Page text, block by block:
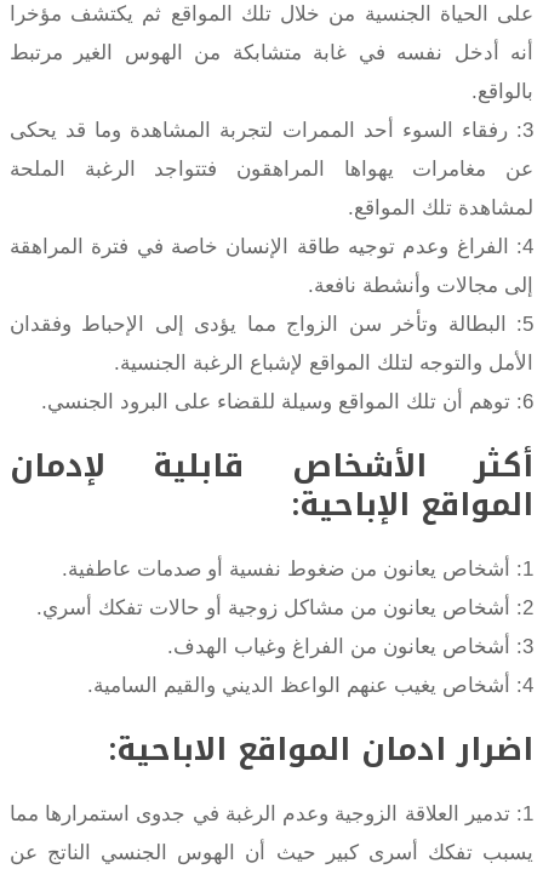
على الحياة الجنسية من خلال تلك المواقع ثم يكتشف مؤخرا
أنه أدخل نفسه في غابة متشابكة من الهوس الغير مرتبط
بالواقع.
3: رفقاء السوء أحد الممرات لتجربة المشاهدة وما قد يحكى
عن مغامرات يهواها المراهقون فتتواجد الرغبة الملحة
لمشاهدة تلك المواقع.
4: الفراغ وعدم توجيه طاقة الإنسان خاصة في فترة المراهقة
إلى مجالات وأنشطة نافعة.
5: البطالة وتأخر سن الزواج مما يؤدى إلى الإحباط وفقدان
الأمل والتوجه لتلك المواقع لإشباع الرغبة الجنسية.
6: توهم أن تلك المواقع وسيلة للقضاء على البرود الجنسي.
أكثر الأشخاص قابلية لإدمان
المواقع الإباحية:
1: أشخاص يعانون من ضغوط نفسية أو صدمات عاطفية.
2: أشخاص يعانون من مشاكل زوجية أو حالات تفكك أسري.
3: أشخاص يعانون من الفراغ وغياب الهدف.
4: أشخاص يغيب عنهم الواعظ الديني والقيم السامية.
اضرار ادمان المواقع الاباحية:
1: تدمير العلاقة الزوجية وعدم الرغبة في جدوى استمرارها مما
يسبب تفكك أسرى كبير حيث أن الهوس الجنسي الناتج عن